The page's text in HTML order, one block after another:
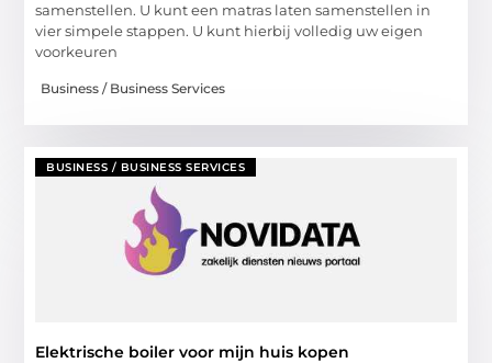
samenstellen. U kunt een matras laten samenstellen in
vier simpele stappen. U kunt hierbij volledig uw eigen
voorkeuren
Business / Business Services
BUSINESS / BUSINESS SERVICES
Elektrische boiler voor mijn huis kopen